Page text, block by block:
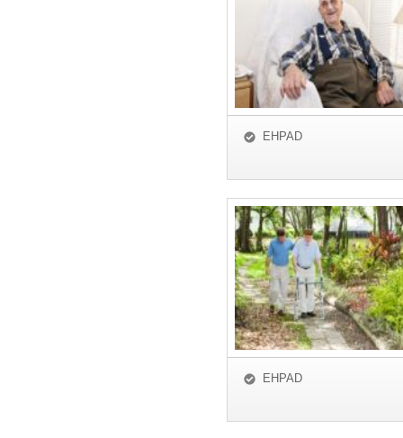
EHPAD
EHPAD